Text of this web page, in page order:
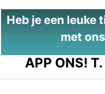
Heb je een leuke
met
APP ONS! T.